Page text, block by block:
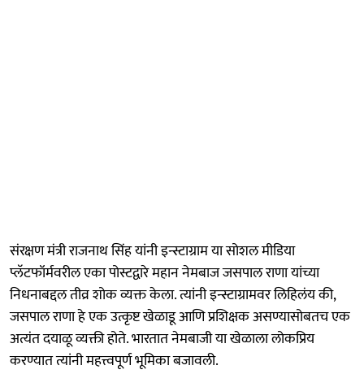
संरक्षण मंत्री राजनाथ सिंह यांनी इन्स्टाग्राम या सोशल मीडिया
प्लॅटफॉर्मवरील एका पोस्टद्वारे महान नेमबाज जसपाल राणा यांच्या
निधनाबद्दल तीव्र शोक व्यक्त केला. त्यांनी इन्स्टाग्रामवर लिहिलंय की,
जसपाल राणा हे एक उत्कृष्ट खेळाडू आणि प्रशिक्षक असण्यासोबतच एक
अत्यंत दयाळू व्यक्ती होते. भारतात नेमबाजी या खेळाला लोकप्रिय
करण्यात त्यांनी महत्त्वपूर्ण भूमिका बजावली.